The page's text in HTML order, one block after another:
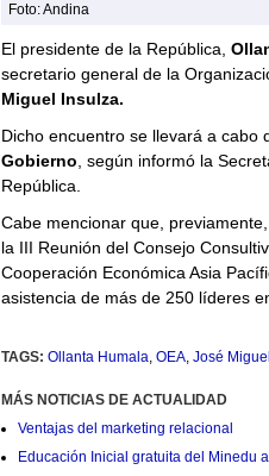
Foto: Andina
El presidente de la República,
secretario general de la
Miguel Insulza.
Dicho encuentro se llevará a cabo
Gobierno , según informó la
República.
Cabe mencionar que,
la III Reunión del Consejo
Cooperación Económica Asia
asistencia de más de 250 líderes
TAGS: Ollanta Humala, OEA, José
MÁS NOTICIAS DE ACTUALIDAD
Ventajas del marketing relacional
Educación Inicial gratuita del Minedu